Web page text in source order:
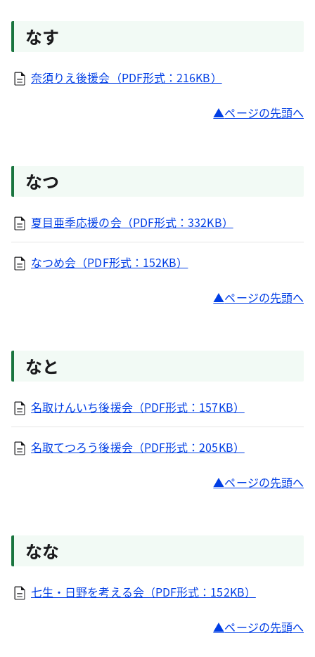
なす
奈須りえ後援会（PDF形式：216KB）
ページの先頭へ
なつ
夏目亜季応援の会（PDF形式：332KB）
なつめ会（PDF形式：152KB）
ページの先頭へ
なと
名取けんいち後援会（PDF形式：157KB）
名取てつろう後援会（PDF形式：205KB）
ページの先頭へ
なな
七生・日野を考える会（PDF形式：152KB）
ページの先頭へ